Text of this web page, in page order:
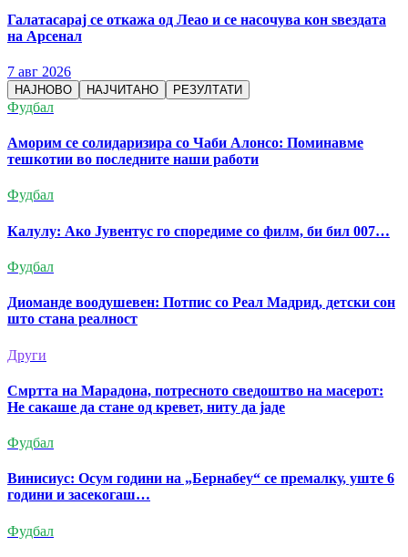
Галатасарај се откажа од Леао и се насочува кон ѕвездата
на Арсенал
7 авг 2026
НАЈНОВО НАЈЧИТАНО РЕЗУЛТАТИ
Фудбал
Аморим се солидаризира со Чаби Алонсо: Поминавме
тешкотии во последните наши работи
Фудбал
Калулу: Ако Јувентус го споредиме со филм, би бил 007…
Фудбал
Диоманде воодушевен: Потпис со Реал Мадрид, детски сон
што стана реалност
Други
Смртта на Марадона, потресното сведоштво на масерот:
Не сакаше да стане од кревет, ниту да јаде
Фудбал
Винисиус: Осум години на „Бернабеу“ се премалку, уште 6
години и засекогаш…
Фудбал